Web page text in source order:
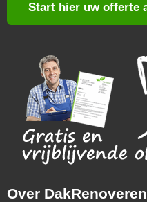
Start hier uw offerte
Over